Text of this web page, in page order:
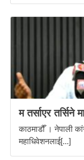
म तर्साएर तर्सिने
काठमाडौँ । नेपाली
महाधिवेशनलाई[...]